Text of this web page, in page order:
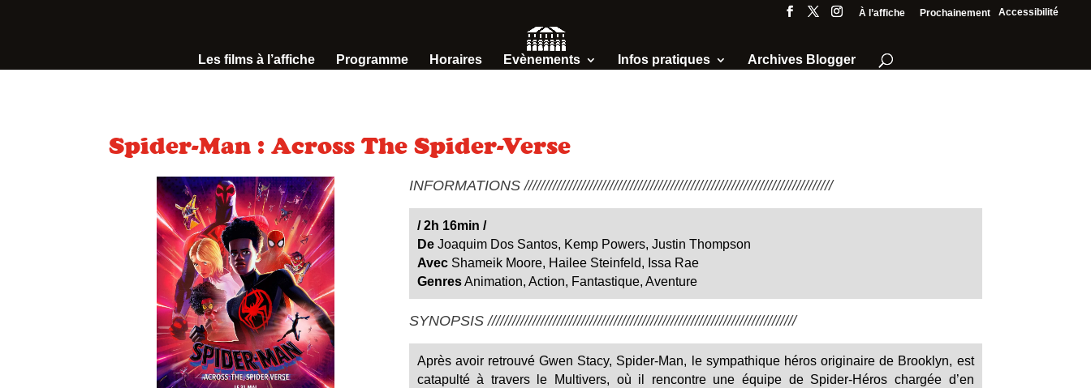
Accessibilité
À l’affiche Prochainement
Les films à l’affiche Programme Horaires Evènements Infos pratiques Archives Blogger
Spider-Man : Across The Spider-Verse
INFORMATIONS ////////////////////////////////////////////////////////////////////////////
/2h 16min /
DeJoaquim Dos Santos, Kemp Powers, Justin Thompson
AvecShameik Moore, Hailee Steinfeld, Issa Rae
GenresAnimation, Action, Fantastique, Aventure
SYNOPSIS ////////////////////////////////////////////////////////////////////////////
Après avoir retrouvé Gwen Stacy, Spider-Man, le sympathique héros originaire de Brooklyn, est
catapulté à travers le Multivers, où il rencontre une équipe de Spider-Héros chargée d’en